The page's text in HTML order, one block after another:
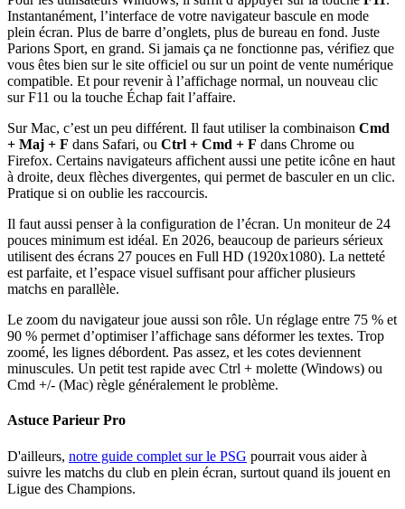
Instantanément, l’interface de votre navigateur bascule en mode
plein écran. Plus de barre d’onglets, plus de bureau en fond. Juste
Parions Sport, en grand. Si jamais ça ne fonctionne pas, vérifiez que
vous êtes bien sur le site officiel ou sur un point de vente numérique
compatible. Et pour revenir à l’affichage normal, un nouveau clic
sur F11 ou la touche Échap fait l’affaire.
Sur Mac, c’est un peu différent. Il faut utiliser la combinaison Cmd
+ Maj + F dans Safari, ou Ctrl + Cmd + F dans Chrome ou
Firefox. Certains navigateurs affichent aussi une petite icône en haut
à droite, deux flèches divergentes, qui permet de basculer en un clic.
Pratique si on oublie les raccourcis.
Il faut aussi penser à la configuration de l’écran. Un moniteur de 24
pouces minimum est idéal. En 2026, beaucoup de parieurs sérieux
utilisent des écrans 27 pouces en Full HD (1920x1080). La netteté
est parfaite, et l’espace visuel suffisant pour afficher plusieurs
matchs en parallèle.
Le zoom du navigateur joue aussi son rôle. Un réglage entre 75 % et
90 % permet d’optimiser l’affichage sans déformer les textes. Trop
zoomé, les lignes débordent. Pas assez, et les cotes deviennent
minuscules. Un petit test rapide avec Ctrl + molette (Windows) ou
Cmd +/- (Mac) règle généralement le problème.
Astuce Parieur Pro
D'ailleurs, notre guide complet sur le PSG pourrait vous aider à
suivre les matchs du club en plein écran, surtout quand ils jouent en
Ligue des Champions.